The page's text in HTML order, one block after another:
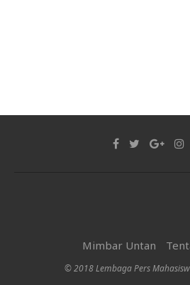
Mimbar Untan
© 2018 Lembaga Pers